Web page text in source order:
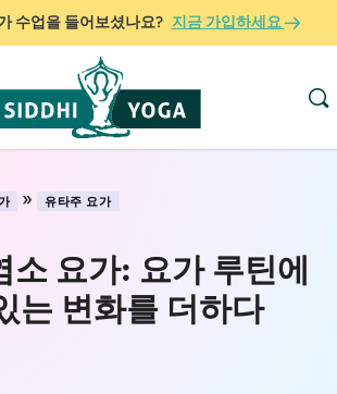
수업을 들어보셨나요? 지금 가입하세요
» 유타주 요가
소 요가: 요가 루틴에
는 변화를 더하다